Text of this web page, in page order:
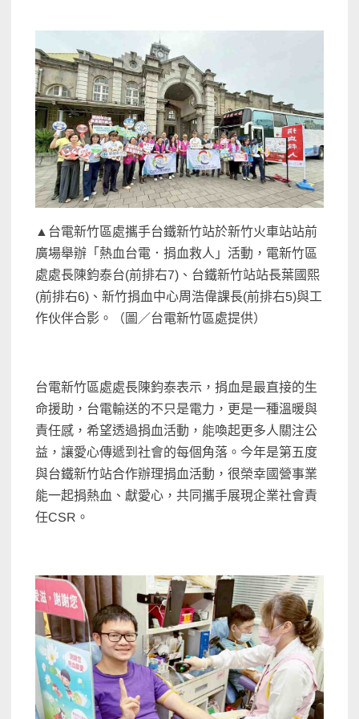
▲台電新竹區處攜手台鐵新竹站於新竹火車站站前
廣場舉辦「熱血台電．捐血救人」活動，電新竹區
處處長陳鈞泰台(前排右7)、台鐵新竹站站長葉國熙
(前排右6)、新竹捐血中心周浩偉課長(前排右5)與工
作伙伴合影。（圖／台電新竹區處提供）
台電新竹區處處長陳鈞泰表示，捐血是最直接的生
命援助，台電輸送的不只是電力，更是一種溫暖與
責任感，希望透過捐血活動，能喚起更多人關注公
益，讓愛心傳遞到社會的每個角落。今年是第五度
與台鐵新竹站合作辦理捐血活動，很榮幸國營事業
能一起捐熱血、獻愛心，共同攜手展現企業社會責
任CSR。